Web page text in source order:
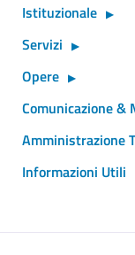
Istituzionale
Servizi
Opere
Comunicazione &
Amministrazione
Informazioni Utili